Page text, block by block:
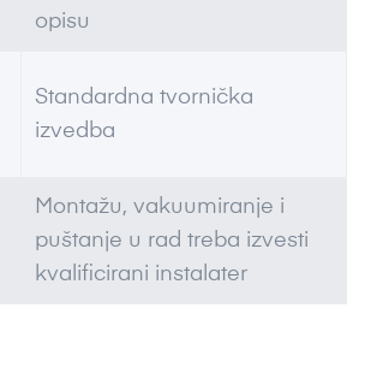
opisu
Standardna tvornička
izvedba
Montažu, vakuumiranje i
puštanje u rad treba izvesti
kvalificirani instalater